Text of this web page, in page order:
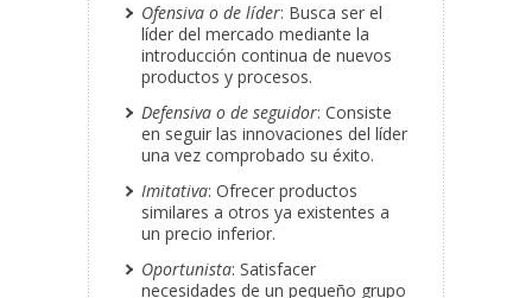
Ofensiva o de líder: Busca ser el
líder del mercado mediante la
introducción continua de nuevos
productos y procesos.
Defensiva o de seguidor: Consiste
en seguir las innovaciones del líder
una vez comprobado su éxito.
Imitativa: Ofrecer productos
similares a otros ya existentes a
un precio inferior.
Oportunista: Satisfacer
necesidades de un pequeño grupo